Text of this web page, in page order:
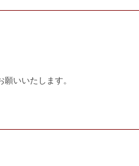
いいたします。